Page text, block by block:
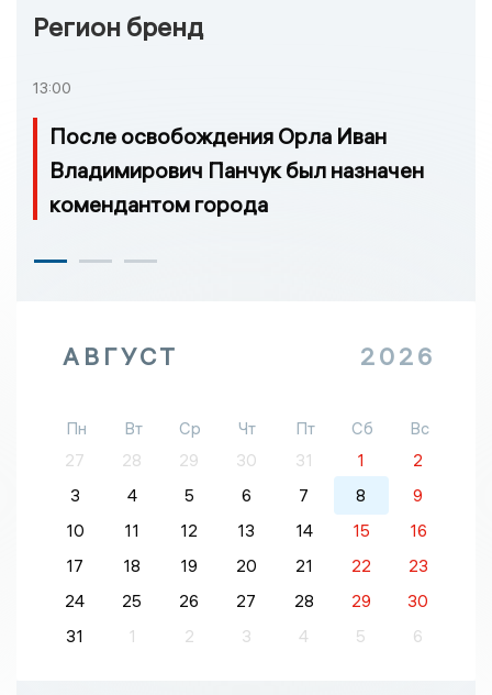
Регион бренд
13:00
После освобождения Орла Иван
Владимирович Панчук был назначен
комендантом города
АВГУСТ 2026
Пн Вт Ср Чт Пт Сб
Вс
27
28 29 30 31 1
2
3
4 5 6 7 8
9
10
11 12 13 14 15
16
17
18 19 20 21 22
23
24
25 26 27 28 29
30
31
1 2 3 4 5 6